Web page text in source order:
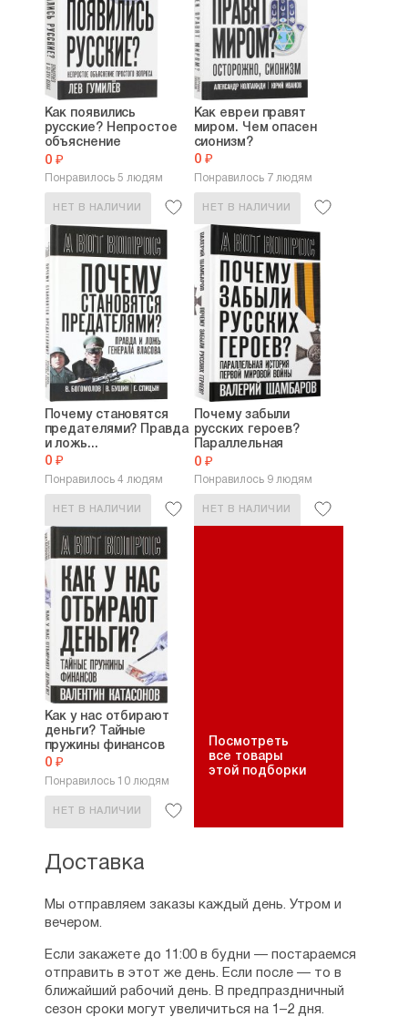
Как появились
русские? Непростое
объяснение
простого...
0 ₽
Понравилось 5 людям
НЕТ В НАЛИЧИИ
Как евреи правят
миром. Чем опасен
сионизм?
0 ₽
Понравилось 7 людям
НЕТ В НАЛИЧИИ
Почему становятся
предателями? Правда
и ложь...
0 ₽
Понравилось 4 людям
НЕТ В НАЛИЧИИ
Почему забыли
русских героев?
Параллельная
история...
0 ₽
Понравилось 9 людям
НЕТ В НАЛИЧИИ
Как у нас отбирают
деньги? Тайные
пружины финансов
0 ₽
Понравилось 10 людям
НЕТ В НАЛИЧИИ
Посмотреть
все товары
этой подборки
Доставка
Мы отправляем заказы каждый день. Утром и
вечером.
Если закажете до 11:00 в будни — постараемся
отправить в этот же день. Если после — то в
ближайший рабочий день. В предпраздничный
сезон сроки могут увеличиться на 1–2 дня.